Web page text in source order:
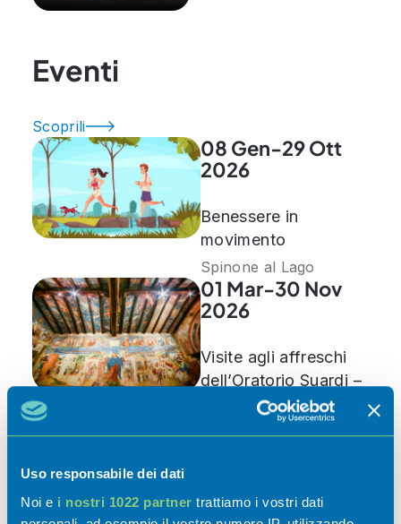
Uso responsabile dei dati
Noi e i nostri 1022 partner trattiamo i vostri dati
Eventi
Scoprili
08 Gen-29 Ott
2026
Benessere in
movimento
Spinone al Lago
01 Mar-30 Nov
2026
Visite agli affreschi
dell’Oratorio Suardi –
Stagione 2026
Trescore Balneario